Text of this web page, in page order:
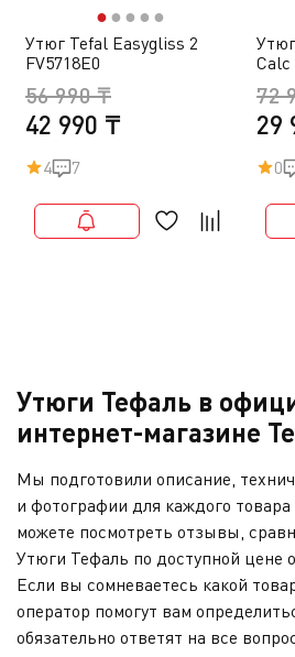
●● ● ● ●
Утюг Tefal Easygliss 2
FV5718E0
42 990 ₸
56 990 ₸
4 7
Calc
29
72
0
Утюги Тефаль в
интернет-магазине
Мы подготовили описание,
и фотографии для каждого
можете посмотреть отзывы,
Утюги Тефаль по доступной цене
Если вы сомневаетесь какой
оператор помогут вам
обязательно ответят на все